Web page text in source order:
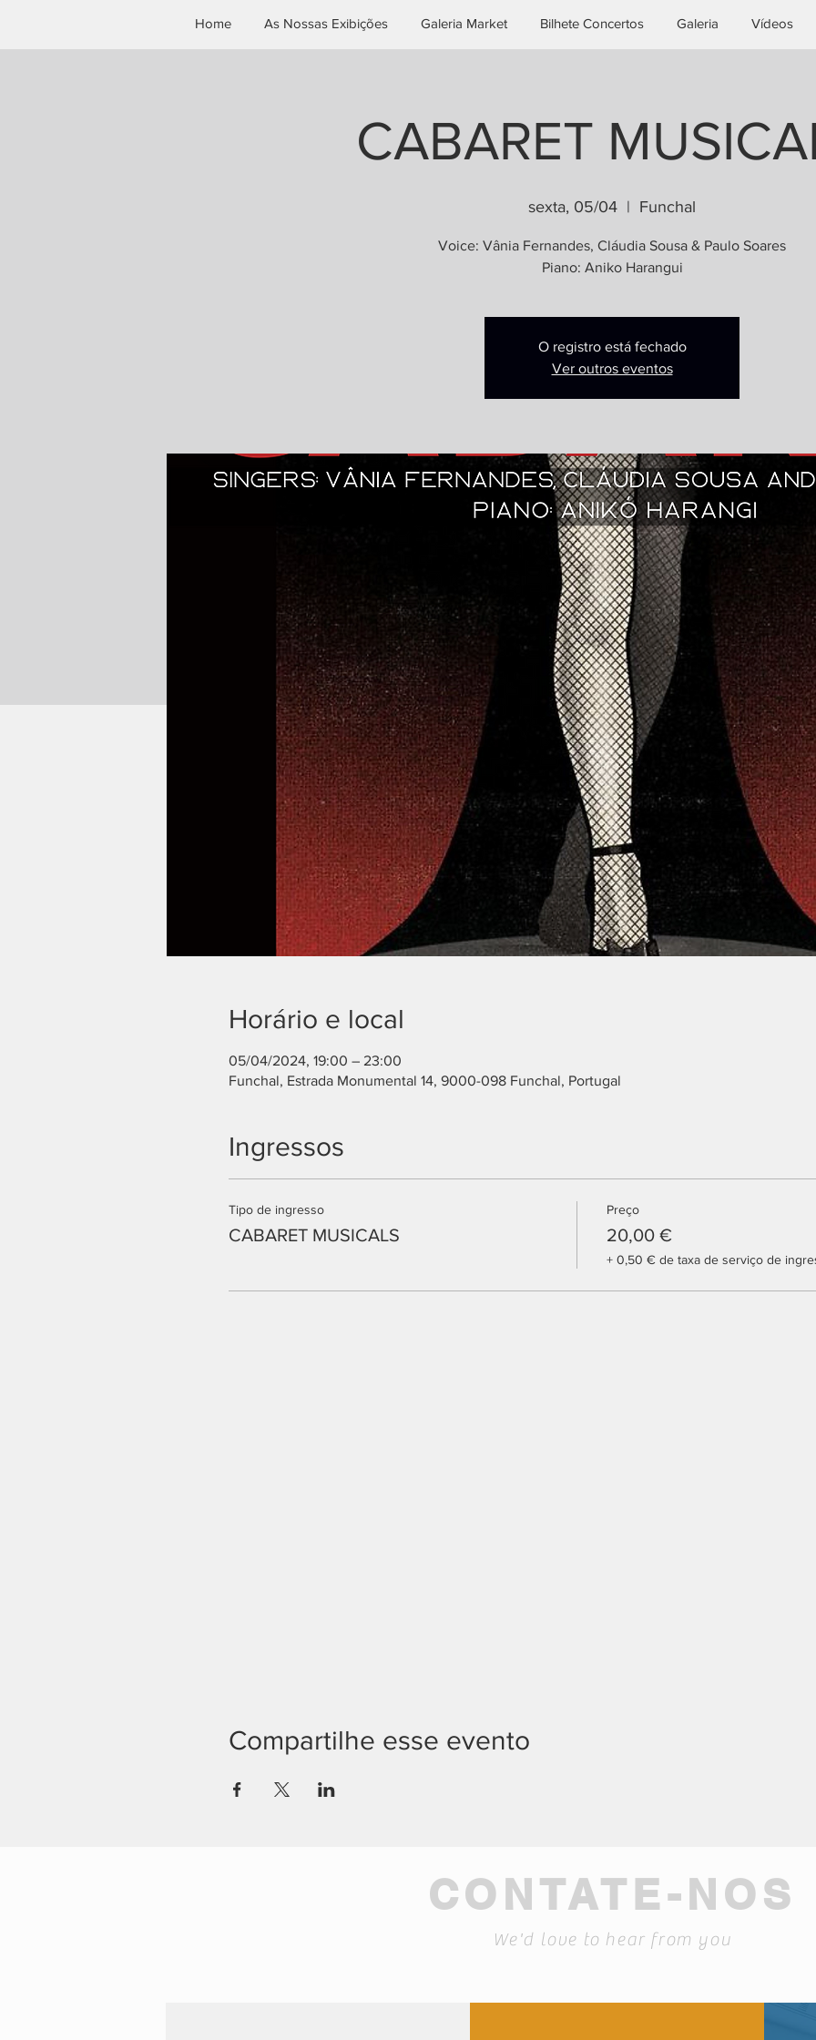
Home As Nossas Exibições Galeria Market Bilhete Concertos Galeria Vídeos
CABARET
sexta, 05/04
  |
Funchal
Voice: Vânia Fernandes, Cláudia Sousa & Paulo Soares
Piano: Aniko Harangui
O registro está fechado
Ver outros eventos
Horário e local
05/04/2024, 19:00 – 23:00
Funchal, Estrada Monumental 14, 9000-098 Funchal, Portugal
Ingressos
Tipo de ingresso
CABARET MUSICALS
Preço
20,00 €
+ 0,50 € de taxa de serviço de
Compartilhe esse evento
CONTATE-NOS
We'd love to hear from you